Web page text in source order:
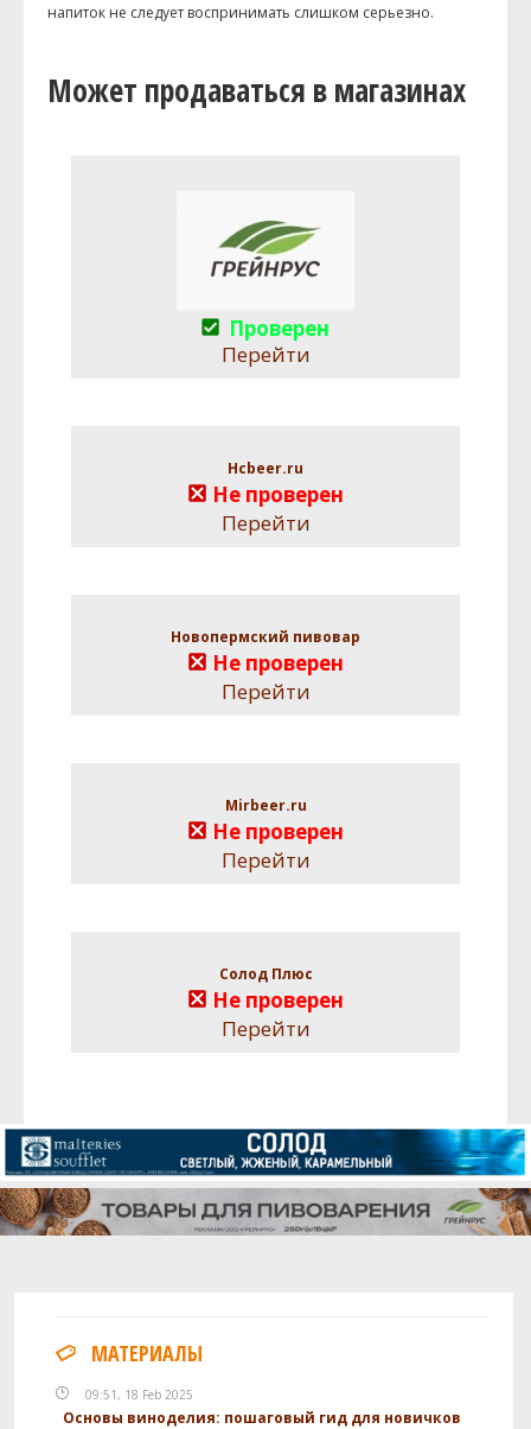
напиток не следует воспринимать слишком серьезно.
Может продаваться в магазинах
Проверен
Перейти
Hcbeer.ru
Не проверен
Перейти
Новопермский пивовар
Не проверен
Перейти
Mirbeer.ru
Не проверен
Перейти
Солод Плюс
Не проверен
Перейти
МАТЕРИАЛЫ
09:51, 18 Feb 2025
Основы виноделия: пошаговый гид для новичков